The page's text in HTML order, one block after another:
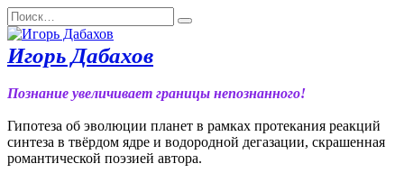
Перейти
к
содержанию
Search
for:
Игорь Дабахов
Познание увеличивает границы непознанного!
Гипотеза об эволюции планет в рамках протекания реакций
синтеза в твёрдом ядре и водородной дегазации, скрашенная
романтической поэзией автора.